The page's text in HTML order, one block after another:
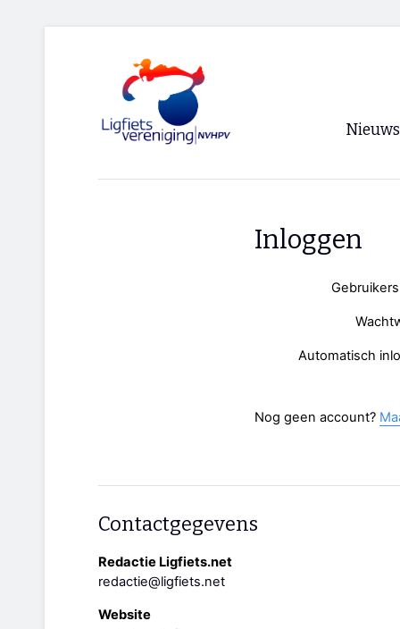
Nieuws
Inloggen
Automatisch
Nog geen account?
Contactgegevens
Redactie Ligfiets.net
redactie@ligfiets.net
Website